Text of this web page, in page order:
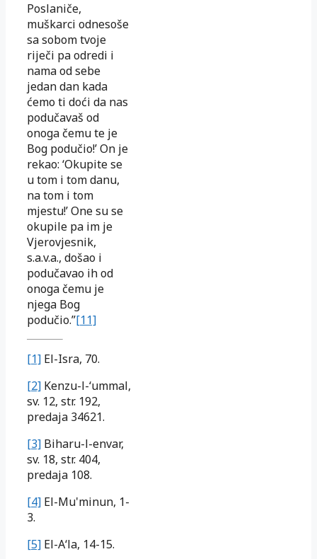
Poslaniče,
muškarci odnesoše
sa sobom tvoje
riječi pa odredi i
nama od sebe
jedan dan kada
ćemo ti doći da nas
podučavaš od
onoga čemu te je
Bog podučio!’ On je
rekao: ‘Okupite se
u tom i tom danu,
na tom i tom
mjestu!’ One su se
okupile pa im je
Vjerovjesnik,
s.a.v.a., došao i
podučavao ih od
onoga čemu je
njega Bog
podučio.”[11]
[1] El-Isra, 70.
[2] Kenzu-l-‘ummal,
sv. 12, str. 192,
predaja 34621.
[3] Biharu-l-envar,
sv. 18, str. 404,
predaja 108.
[4] El-Mu'minun, 1-
3.
[5] El-A‘la, 14-15.